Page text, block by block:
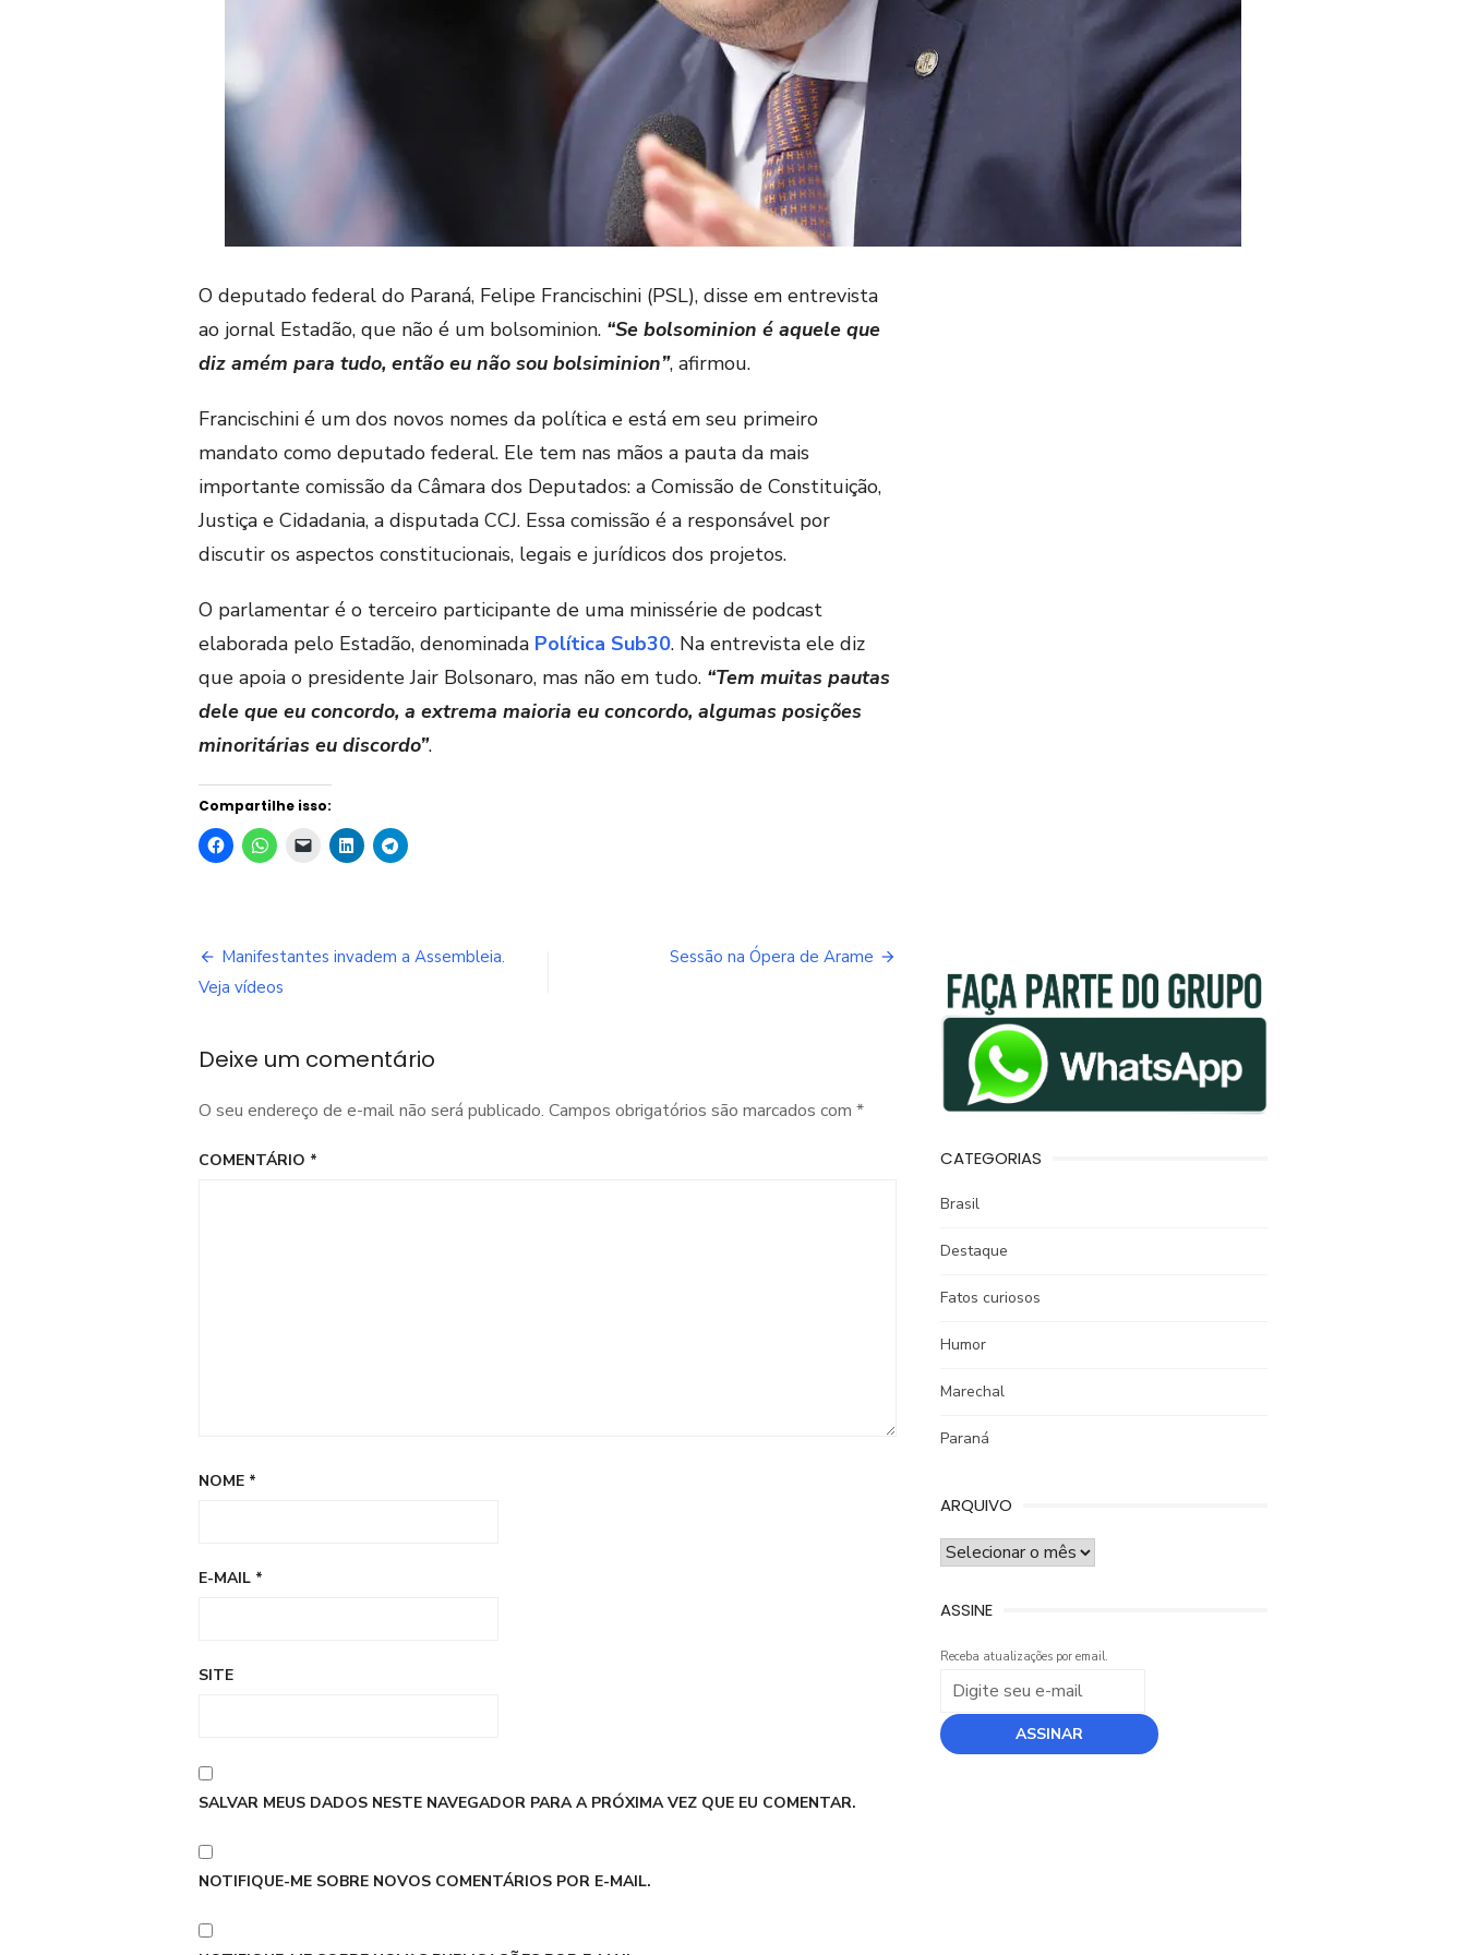
O deputado federal do Paraná, Felipe Francischini (PSL), disse em entrevista
ao jornal Estadão, que não é um bolsominion. “Se bolsominion é aquele que
diz amém para tudo, então eu não sou bolsiminion”, afirmou.
Francischini é um dos novos nomes da política e está em seu primeiro
mandato como deputado federal. Ele tem nas mãos a pauta da mais
importante comissão da Câmara dos Deputados: a Comissão de Constituição,
Justiça e Cidadania, a disputada CCJ. Essa comissão é a responsável por
discutir os aspectos constitucionais, legais e jurídicos dos projetos.
O parlamentar é o terceiro participante de uma minissérie de podcast
elaborada pelo Estadão, denominada Política Sub30. Na entrevista ele diz
que apoia o presidente Jair Bolsonaro, mas não em tudo. “Tem muitas pautas
dele que eu concordo, a extrema maioria eu concordo, algumas posições
minoritárias eu discordo”.
Compartilhe isso:
Navegação
de
Manifestantes invadem a Assembleia.
Veja vídeos
Sessão na Ópera de Arame
Deixe um comentário
O seu endereço de e-mail não será publicado. Campos obrigatórios são marcados com *
COMENTÁRIO *
NOME *
E-MAIL *
SITE
SALVAR MEUS DADOS NESTE NAVEGADOR PARA A PRÓXIMA VEZ QUE EU COMENTAR.
NOTIFIQUE-ME SOBRE NOVOS COMENTÁRIOS POR E-MAIL.
CATEGORIAS
Brasil
Destaque
Fatos curiosos
Humor
Marechal
Paraná
ARQUIVO
ARQUIVO
ASSINE
Receba atualizações por email.